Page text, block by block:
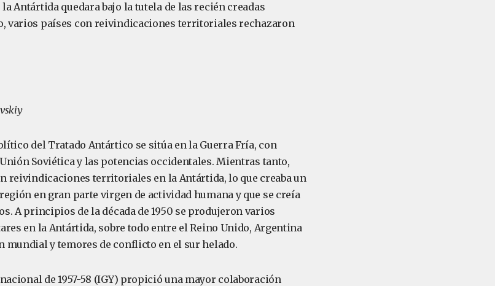
Antártida quedara bajo la tutela de las recién creadas
varios países con reivindicaciones territoriales rechazaron
del Tratado Antártico se sitúa en la Guerra Fría, con
Soviética y las potencias occidentales. Mientras tanto,
reivindicaciones territoriales en la Antártida, lo que creaba un
en gran parte virgen de actividad humana y que se creía
A principios de la década de 1950 se produjeron varios
en la Antártida, sobre todo entre el Reino Unido, Argentina
mundial y temores de conflicto en el sur helado.
de 1957-58 (IGY) propició una mayor colaboración